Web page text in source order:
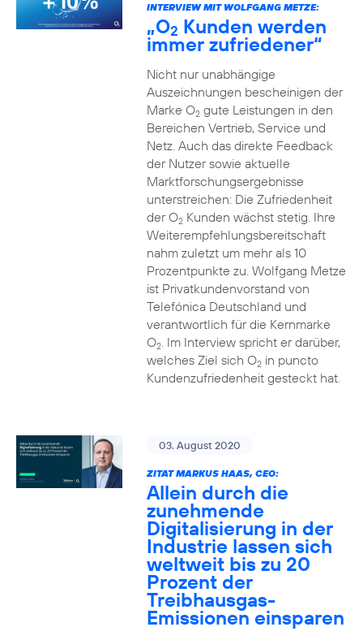
INTERVIEW MIT WOLFGANG METZE:
„O2 Kunden werden
immer zufriedener“
Nicht nur unabhängige
Auszeichnungen bescheinigen der
Marke O2gute Leistungen in den
Bereichen Vertrieb, Service und
Netz. Auch das direkte Feedback
der Nutzer sowie aktuelle
Marktforschungsergebnisse
unterstreichen: Die Zufriedenheit
der O2Kunden wächst stetig. Ihre
Weiterempfehlungsbereitschaft
nahm zuletzt um mehr als 10
Prozentpunkte zu. Wolfgang Metze
ist Privatkundenvorstand von
Telefónica Deutschland und
verantwortlich für die Kernmarke
O2. Im Interview spricht er darüber,
welches Ziel sich O2in puncto
Kundenzufriedenheit gesteckt hat.
03. August 2020
ZITAT MARKUS HAAS, CEO:
Allein durch die
zunehmende
Digitalisierung in der
Industrie lassen sich
weltweit bis zu 20
Prozent der
Treibhausgas-
Emissionen einsparen